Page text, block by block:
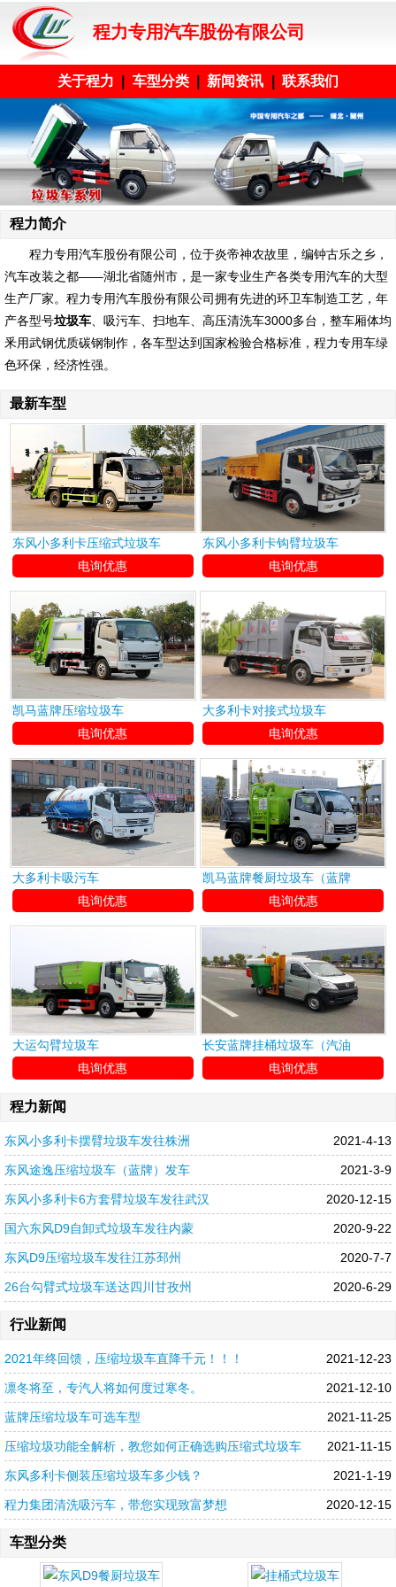
程力专用汽车股份有限公司
关于程力 车型分类 新闻资讯 联系我们
程力简介
程力专用汽车股份有限公司 ，位于炎帝神农故里，编钟古乐之乡，
汽车改装之都——湖北省随州市，是一家专业生产各类专用汽车的大型
生产厂家。程力专用汽车股份有限公司拥有先进的环卫车制造工艺，年
产各型号垃圾车 、吸污车、扫地车、高压清洗车3000多台，整车厢体均
釆用武钢优质碳钢制作，各车型达到国家检验合格标准，程力专用车绿
色环保，经济性强。
最新车型
东风小多利卡压缩式垃圾车
电询优惠
东风小多利卡钩臂垃圾车
电询优惠
凯马蓝牌压缩垃圾车
电询优惠
大多利卡对接式垃圾车
电询优惠
大多利卡吸污车
电询优惠
凯马蓝牌餐厨垃圾车（蓝牌
电询优惠
大运勾臂垃圾车
电询优惠
长安蓝牌挂桶垃圾车（汽油
电询优惠
程力新闻
2021-4-13
东风小多利卡摆臂垃圾车发往株洲
2021-3-9
东风途逸压缩垃圾车（蓝牌）发车
2020-12-15
东风小多利卡6方套臂垃圾车发往武汉
2020-9-22
国六东风D9自卸式垃圾车发往内蒙
2020-7-7
东风D9压缩垃圾车发往江苏邳州
2020-6-29
26台勾臂式垃圾车送达四川甘孜州
行业新闻
2021-12-23
2021年终回馈，压缩垃圾车直降千元！！！
2021-12-10
凛冬将至，专汽人将如何度过寒冬。
2021-11-25
蓝牌压缩垃圾车可选车型
2021-11-15
压缩垃圾功能全解析，教您如何正确选购压缩式垃圾车
2021-1-19
东风多利卡侧装压缩垃圾车多少钱？
2020-12-15
程力集团清洗吸污车，带您实现致富梦想
车型分类